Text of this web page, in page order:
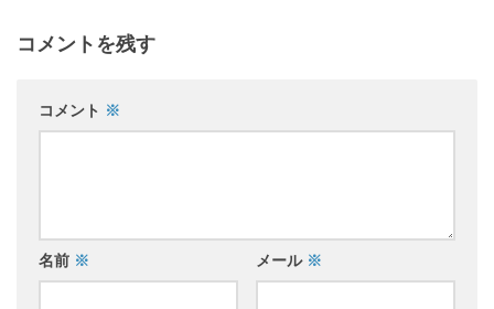
コメントを残す
コメント ※
名前 ※ メール ※